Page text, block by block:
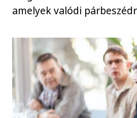
amelyek valódi